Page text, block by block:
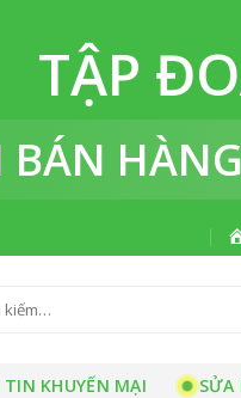
TẬP
BÁN HÀNG
TIN KHUYẾN MẠI SỬA